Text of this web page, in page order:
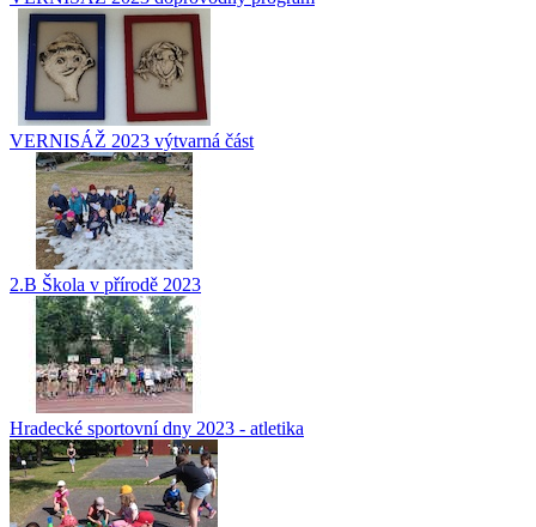
VERNISÁŽ 2023 výtvarná část
2.B Škola v přírodě 2023
Hradecké sportovní dny 2023 - atletika